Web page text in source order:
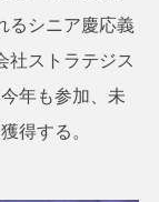
るシニア慶応義
社ストラテジス
年も参加、未
得する。